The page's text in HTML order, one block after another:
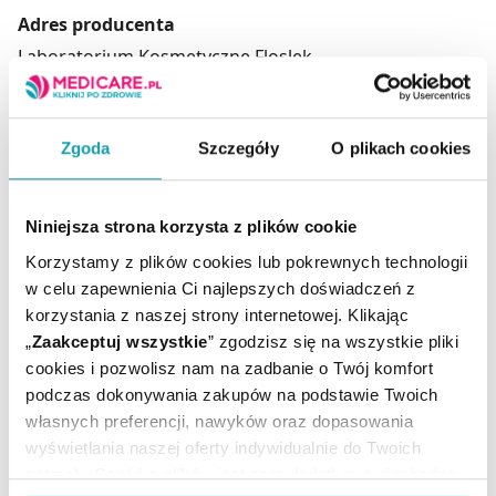
Zgoda Szczegóły O plikach cookies
Niniejsza strona korzysta z plików cookie
Korzystamy z plików cookies lub pokrewnych technologii
w celu zapewnienia Ci najlepszych doświadczeń z
korzystania z naszej strony internetowej. Klikając
„Zaakceptuj wszystkie” zgodzisz się na wszystkie pliki
cookies i pozwolisz nam na zadbanie o Twój komfort
podczas dokonywania zakupów na podstawie Twoich
własnych preferencji, nawyków oraz dopasowania
wyświetlania naszej oferty indywidualnie do Twoich
potrzeb. Część z plików jest nam dodatkowo niezbędna
Adres producenta
Laboratorium Kosmetyczne Floslek
ul. Geodetów 154,
05-500 Piaseczno.
Podmiot odpowiedzialny
Laboratorium Kosmetyczne Floslek
ul. Geodetów 154,
05-500 Piaseczno.
kontakt@floslek.pl
Producent / Podmiot
odpowiedzialny:
FLOS-LEK
Marka:
Flos-Lek
Rejestracja produktu:
Kosmetyk
Przechowywanie:
Temperatura